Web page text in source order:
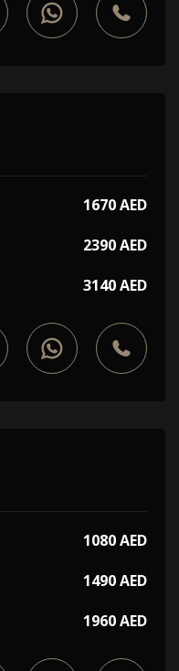
1670 AED
2390 AED
3140 AED
1080 AED
1490 AED
1960 AED